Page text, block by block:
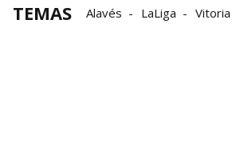
TEMAS Alavés LaLiga Vitoria